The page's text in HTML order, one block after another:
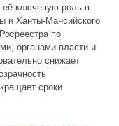
её ключевую роль в
и Ханты‑Мансийского
по
органами власти и
снижает
сроки